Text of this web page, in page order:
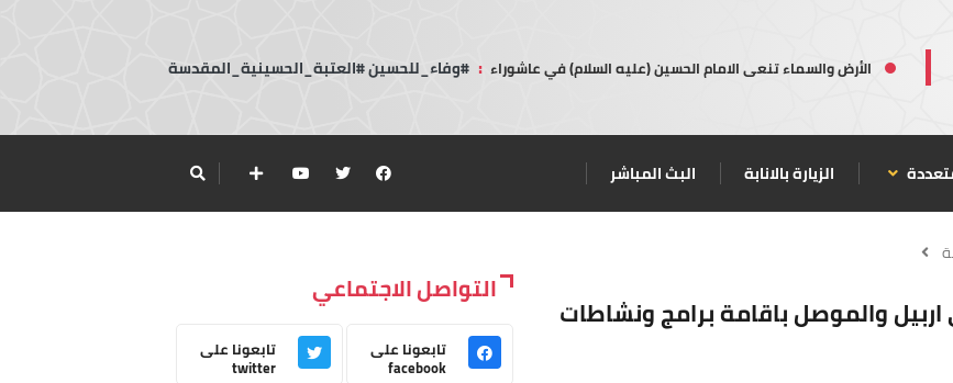
الأرض والسماء تنعى الامام الحسين (عليه السلام) في عاشوراء : #وفاء_للحسين #العتبة_الحسينية_المقدسة
الزيارة بالانابة البث المباشر
والموصل باقامة برامج ونشاطات
التواصل الاجتماعي
تابعونا على
facebook
تابعونا على
twitter